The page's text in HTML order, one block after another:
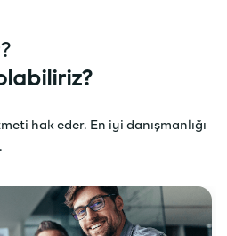
hak eder. En iyi danışmanlığı